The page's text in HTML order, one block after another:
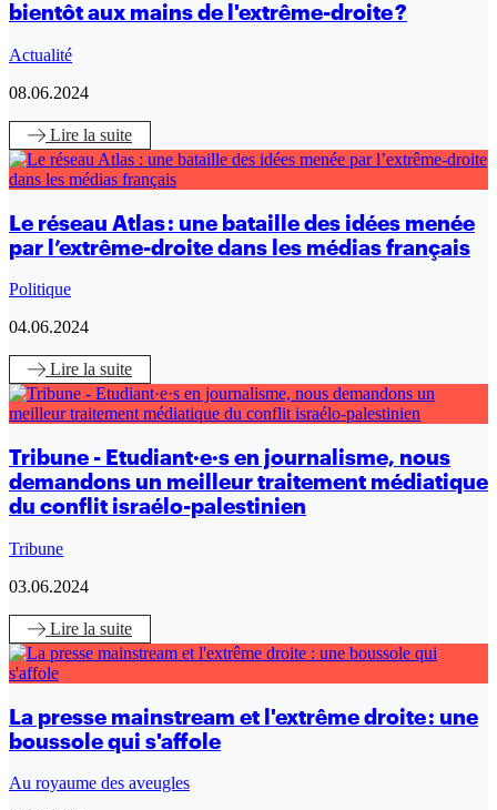
bientôt aux mains de l'extrême-droite ?
Actualité
08.06.2024
Lire la suite
Le réseau Atlas : une bataille des idées menée
par l’extrême-droite dans les médias français
Politique
04.06.2024
Lire la suite
Tribune - Etudiant·e·s en journalisme, nous
demandons un meilleur traitement médiatique
du conflit israélo-palestinien
Tribune
03.06.2024
Lire la suite
La presse mainstream et l'extrême droite : une
boussole qui s'affole
Au royaume des aveugles